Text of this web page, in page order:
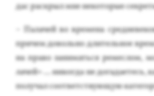
дас рас­крыл мне не­кото­рые
– Па­лачей во вре­мена
при­чем до­воль­но дли­тель­ное
на пра­во за­нимать­ся ре­мес­лом,
лачей» ... ни­ког­да не до­гада­етесь,
по­лучал со­от­ветс­тву­ющую